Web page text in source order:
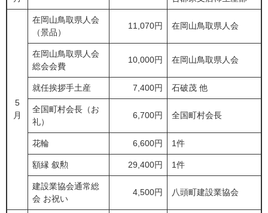
5
月
在岡山鳥取県人会
（景品）
11,070円 在岡山鳥取県人会
在岡山鳥取県人会
総会会費
10,000円 在岡山鳥取県人会
就任挨拶手土産 7,400円 石破茂 他
全国町村会長（お
礼）
6,700円 全国町村会長
花輪 6,600円 1件
額縁 叙勲 29,400円 1件
建設業協会通常総
会 お祝い
4,500円 八頭町建設業協会